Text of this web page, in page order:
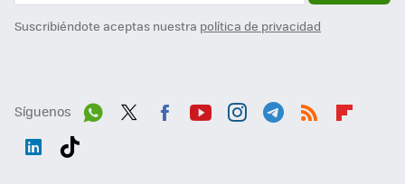
Suscribiéndote aceptas nuestra política de privacidad
Síguenos